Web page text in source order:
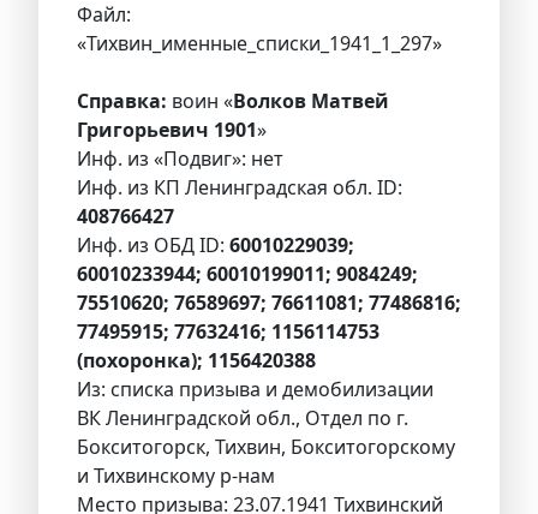
Файл:
«Тихвин_именные_списки_1941_1_297»
Справка: воин «Волков Матвей
Григорьевич 1901»
Инф. из «Подвиг»: нет
Инф. из КП Ленинградская обл. ID:
408766427
Инф. из ОБД ID: 60010229039;
60010233944; 60010199011; 9084249;
75510620; 76589697; 76611081; 77486816;
77495915; 77632416; 1156114753
(похоронка); 1156420388
Из: списка призыва и демобилизации
ВК Ленинградской обл., Отдел по г.
Бокситогорск, Тихвин, Бокситогорскому
и Тихвинскому р-нам
Место призыва: 23.07.1941 Тихвинский